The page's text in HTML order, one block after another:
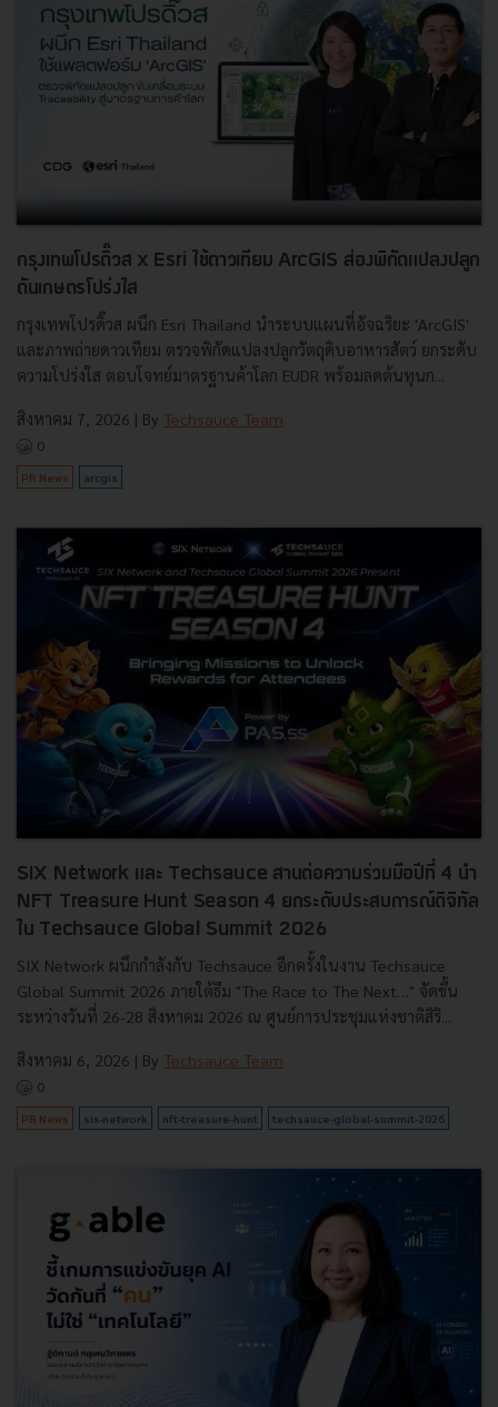
กรุงเทพโปรดิ๊วส x Esri ใช้ดาวเทียม ArcGIS ส่องพิกัดแปลงปลูก
ดันเกษตรโปร่งใส
กรุงเทพโปรดิ๊วส ผนึก Esri Thailand นำระบบแผนที่อัจฉริยะ 'ArcGIS'
และภาพถ่ายดาวเทียม ตรวจพิกัดแปลงปลูกวัตถุดิบอาหารสัตว์ ยกระดับ
ความโปร่งใส ตอบโจทย์มาตรฐานค้าโลก EUDR พร้อมลดต้นทุนก...
สิงหาคม 7, 2026 | By Techsauce Team
0
PR News arcgis
SIX Network และ Techsauce สานต่อความร่วมมือปีที่ 4 นำ
NFT Treasure Hunt Season 4 ยกระดับประสบการณ์ดิจิทัล
ใน Techsauce Global Summit 2026
SIX Network ผนึกกำลังกับ Techsauce อีกครั้งในงาน Techsauce
Global Summit 2026 ภายใต้ธีม "The Race to The Next…" จัดขึ้น
ระหว่างวันที่ 26-28 สิงหาคม 2026 ณ ศูนย์การประชุมแห่งชาติสิริ...
สิงหาคม 6, 2026 | By Techsauce Team
0
PR News six-network nft-treasure-hunt techsauce-global-summit-2026